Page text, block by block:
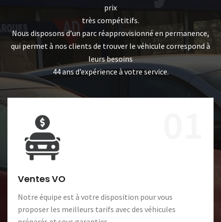
prix
très compétitifs.
Nous disposons d’un parc réapprovisionné en permanence,
qui permet à nos clients de trouver le véhicule correspond à
leurs besoins
44 ans d’expérience à votre service.
Ventes VO
Notre équipe est à votre disposition pour vous
proposer les meilleurs tarifs avec des véhicules